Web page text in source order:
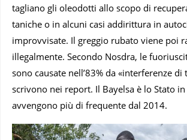
tagliano gli oleodotti allo scopo di
taniche o in alcuni casi addirittura in
improvvisate. Il greggio rubato viene poi
illegalmente. Secondo Nosdra, le
sono causate nell’83% da «interferenze di
scrivono nei report. Il Bayelsa è lo Stato
avvengono più di frequente dal 2014.